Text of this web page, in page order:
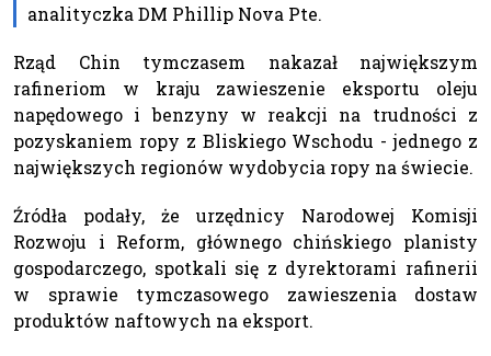
analityczka DM Phillip Nova Pte.
Rząd Chin tymczasem nakazał największym
rafineriom w kraju zawieszenie eksportu oleju
napędowego i benzyny w reakcji na trudności z
pozyskaniem ropy z Bliskiego Wschodu - jednego z
największych regionów wydobycia ropy na świecie.
Źródła podały, że urzędnicy Narodowej Komisji
Rozwoju i Reform, głównego chińskiego planisty
gospodarczego, spotkali się z dyrektorami rafinerii
w sprawie tymczasowego zawieszenia dostaw
produktów naftowych na eksport.